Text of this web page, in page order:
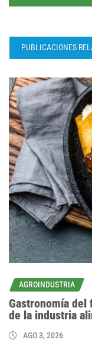
PUBLICACIONES
AGROINDUSTRIA
Gastronomía
de la industria
AGO 3, 2026